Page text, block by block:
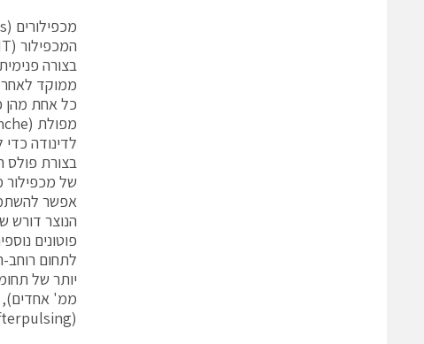
מכפילורים (photomultipliers)
בצורה
ממוקד לאחר
כל אחת מהן
לדינודה
של מכפילור
הנוצר דורש
פוטונים
לתחום
ממ' אחדים),
(afterpulsing), תופעה שבה פולס מוצא אקראי נפלט למרות שלא התגלה כל פוטון.